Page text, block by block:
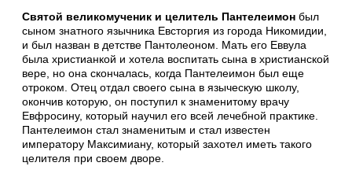
Святой великомученик и целитель Пантелеимон был
сыном знатного язычника Евсторгия из города Никомидии,
и был назван в детстве Пантолеоном. Мать его Еввула
была христианкой и хотела воспитать сына в христианской
вере, но она скончалась, когда Пантелеимон был еще
отроком. Отец отдал своего сына в языческую школу,
окончив которую, он поступил к знаменитому врачу
Евфросину, который научил его всей лечебной практике.
Пантелеимон стал знаменитым и стал известен
императору Максимиану, который захотел иметь такого
целителя при своем дворе.